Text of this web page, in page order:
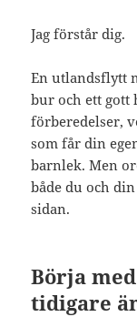
Jag förstår dig.
En utlandsflytt
bur och ett gott
förberedelser,
som får din
barnlek. Men
både du och
sidan.
Börja
tidigare